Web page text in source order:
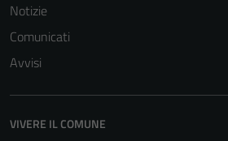
Notizie
Comunicati
Avvisi
VIVERE IL COMUNE